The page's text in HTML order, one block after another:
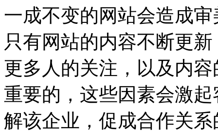
一成不变的网站会造成
只有网站的内容不断更
更多人的关注，以及内
重要的，这些因素会激
解该企业，促成合作关